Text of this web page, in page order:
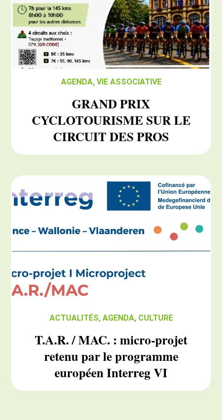
AGENDA, VIE ASSOCIATIVE
GRAND PRIX
CYCLOTOURISME SUR LE
CIRCUIT DES PROS
ACTUALITÉS, AGENDA, CULTURE
T.A.R. / MAC. : micro-projet
retenu par le programme
européen Interreg VI